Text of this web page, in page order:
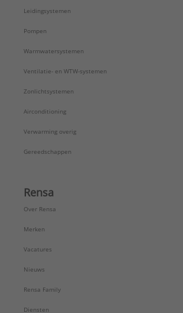
Leidingsystemen
Pompen
Warmwatersystemen
Ventilatie- en WTW-systemen
Zonlichtsystemen
Airconditioning
Verwarming overig
Gereedschappen
Rensa
Over Rensa
Merken
Vacatures
Nieuws
Rensa Family
Diensten